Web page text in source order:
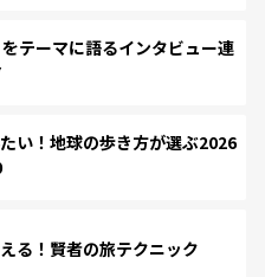
テーマに語るインタビュー連
い！地球の歩き方が選ぶ2026
る！賢者の旅テクニック